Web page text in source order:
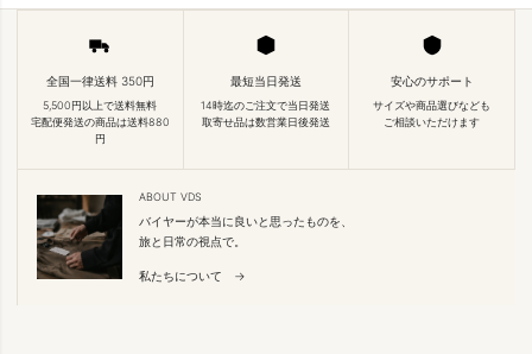
全国一律送料 350円
5,500円以上で送料無料
宅配便発送の商品は送料880
円
最短当日発送
14時迄のご注文で当日発送
取寄せ品は数営業日後発送
安心のサポート
サイズや商品選びなども
ご相談いただけます
ABOUT VDS
バイヤーが本当に良いと思ったものを、
旅と日常の視点で。
私たちについて →